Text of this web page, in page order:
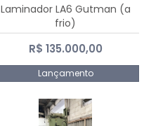
Laminador LA6 Gutman (a
frio)
R$ 135.000,00
Lançamento